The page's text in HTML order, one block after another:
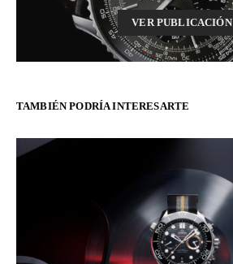
VER PUBLICACIÓN
TAMBIÉN PODRÍA INTERESARTE